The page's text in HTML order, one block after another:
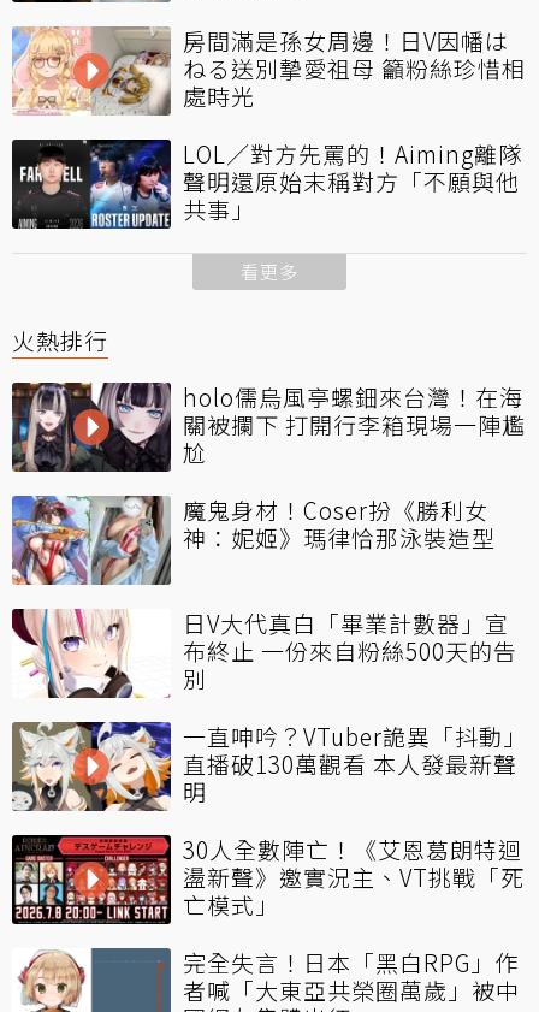
房間滿是孫女周邊！日V因幡は
ねる送別摯愛祖母 籲粉絲珍惜相
處時光
LOL／對方先罵的！Aiming離隊
聲明還原始末稱對方「不願與他
共事」
看更多
火熱排行
holo儒烏風亭螺鈿來台灣！在海
關被攔下 打開行李箱現場一陣尷
尬
魔鬼身材！Coser扮《勝利女
神：妮姬》瑪律恰那泳裝造型
日V大代真白「畢業計數器」宣
布終止 一份來自粉絲500天的告
別
一直呻吟？VTuber詭異「抖動」
直播破130萬觀看 本人發最新聲
明
30人全數陣亡！《艾恩葛朗特迴
盪新聲》邀實況主、VT挑戰「死
亡模式」
完全失言！日本「黑白RPG」作
者喊「大東亞共榮圈萬歲」被中